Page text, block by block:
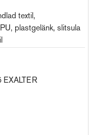
textil,
plastgelänk, slitsula
EXALTER